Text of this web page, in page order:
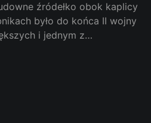
było do końca II wojny
i jednym z
około 3 kilometrów przed